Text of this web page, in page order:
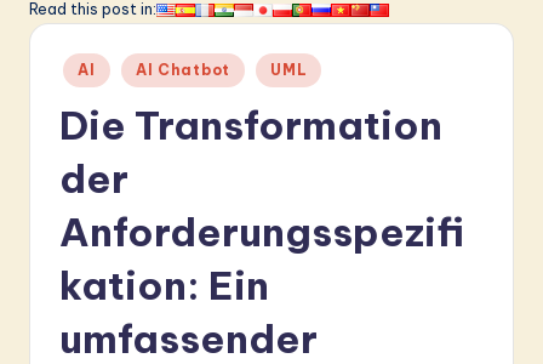
z
A
G
m
Read this post in:
Posted
in
AI AI Chatbot UML
Die Transformation
der
Anforderungsspezifi
kation: Ein
umfassender